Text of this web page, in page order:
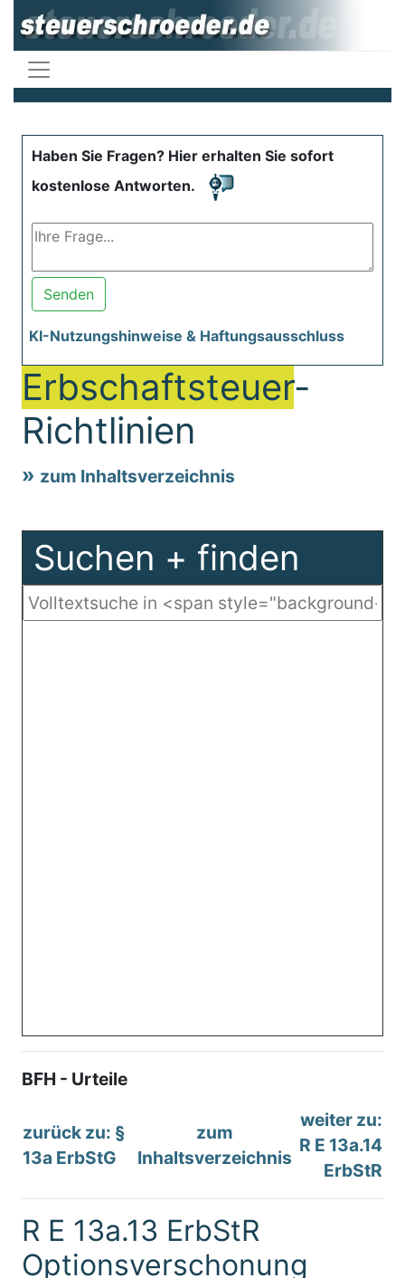
Haben Sie Fragen? Hier erhalten Sie sofort
kostenlose Antworten.
Senden
KI-Nutzungshinweise & Haftungsausschluss
Erbschaftsteuer-
Richtlinien
zum Inhaltsverzeichnis
Suchen + finden
BFH - Urteile
zurück zu: §
13a ErbStG
zum
Inhaltsverzeichnis
weiter zu:
R E 13a.14
ErbStR
R E 13a.13 ErbStR
Optionsverschonung